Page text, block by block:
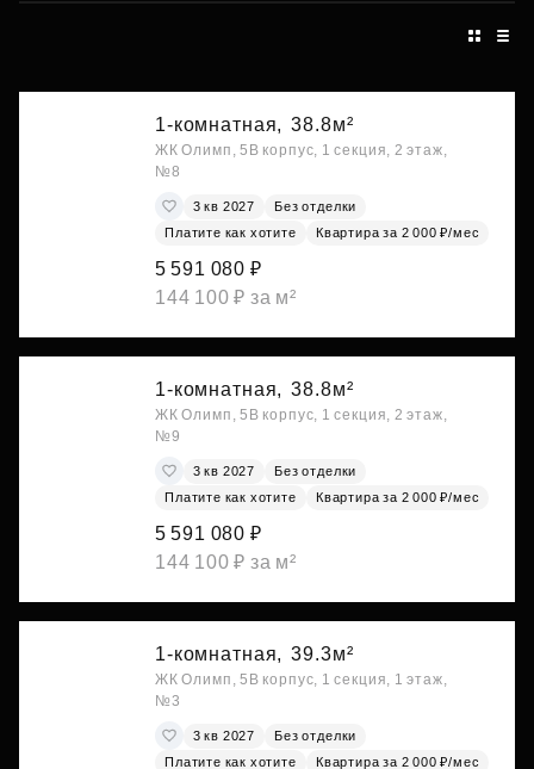
1-комнатная, 38.8м²
ЖК Олимп, 5В корпус, 1 секция, 2 этаж,
№8
3 кв 2027
Без отделки
Платите как хотите
Квартира за 2 000 ₽/мес
5 591 080 ₽
144 100 ₽ за м²
1-комнатная, 38.8м²
ЖК Олимп, 5В корпус, 1 секция, 2 этаж,
№9
3 кв 2027
Без отделки
Платите как хотите
Квартира за 2 000 ₽/мес
5 591 080 ₽
144 100 ₽ за м²
1-комнатная, 39.3м²
ЖК Олимп, 5В корпус, 1 секция, 1 этаж,
№3
3 кв 2027
Без отделки
Платите как хотите
Квартира за 2 000 ₽/мес